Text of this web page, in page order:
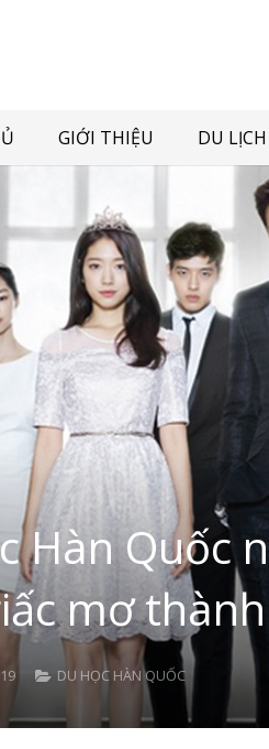
GIỚI THIỆU DU LỊCH
Hàn Quốc
mơ
DU HỌC HÀN QUỐC